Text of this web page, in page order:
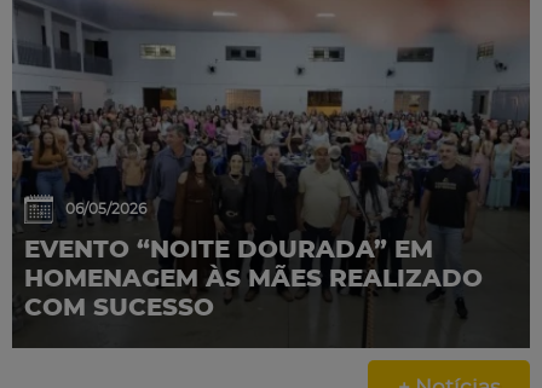
06/05/2026
EVENTO “NOITE DOURADA” EM
HOMENAGEM ÀS MÃES REALIZADO
COM SUCESSO